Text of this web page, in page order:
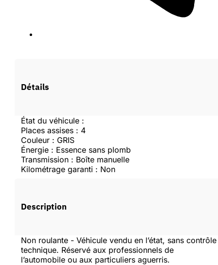
Détails
État du véhicule :
Places assises : 4
Couleur : GRIS
Énergie : Essence sans plomb
Transmission : Boîte manuelle
Kilométrage garanti : Non
Description
Non roulante - Véhicule vendu en l’état, sans contrôle
technique. Réservé aux professionnels de
l’automobile ou aux particuliers aguerris.